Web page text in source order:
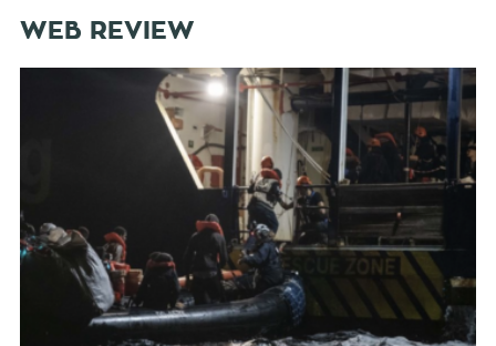
WEB REVIEW